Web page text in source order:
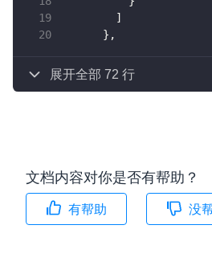
]
} ,
展开全部 72 行
文档内容对你是否有帮助？
有帮助 没